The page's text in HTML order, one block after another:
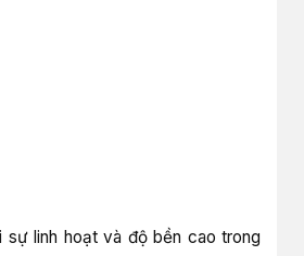
sự linh hoạt và độ bền cao trong